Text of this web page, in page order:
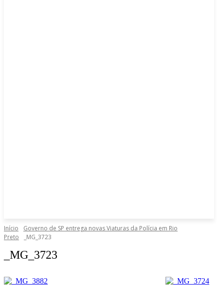
Início
Governo de SP entrega novas Viaturas da Polícia em Rio
Preto
_MG_3723
_MG_3723